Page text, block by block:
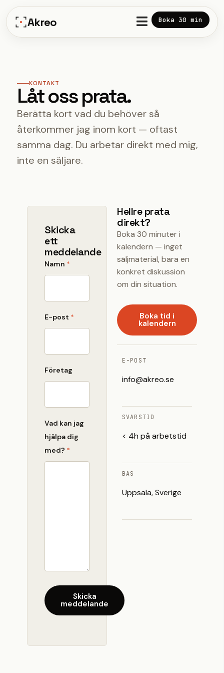
Hoppa
till
innehåll
Akreo Boka 30 min
KONTAKT
Låt oss prata.
Berätta kort vad du behöver så
återkommer jag inom kort — oftast
samma dag. Du arbetar direkt med mig,
inte en säljare.
Skicka
ett
meddelande
Namn *
E-post *
Företag
Vad kan jag
hjälpa dig
med? *
Skicka
meddelande
Hellre prata
direkt?
Boka 30 minuter i
kalendern — inget
säljmaterial, bara en
konkret diskussion
om din situation.
Boka tid i
kalendern
E-POST
info@akreo.se
SVARSTID
< 4h på arbetstid
BAS
Uppsala, Sverige